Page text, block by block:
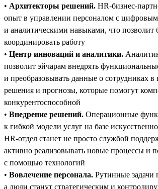
• Архитекторы решений. HR-бизнес-
опыт в управлении персоналом с
и аналитическими навыками, что позволит
координировать работу
• Центр инноваций и аналитики.
позволит эйчарам внедрять
и преобразовывать данные о сотрудниках в
решения и прогнозы, которые помогут
конкурентоспособной
• Внедрение решений. Операционные
к гибкой модели услуг на базе
HR-отдел станет не просто службой
активно реализовывать новые процессы и
с помощью технологий
• Вовлечение персонала. Рутинные задачи
а люди станут стратегическим и